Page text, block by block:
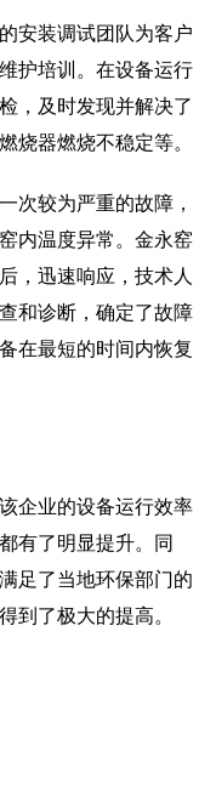
安装调试团队为客户
护培训。在设备运行
，及时发现并解决了
烧器燃烧不稳定等。
次较为严重的故障，
内温度异常。金永窑
，迅速响应，技术人
和诊断，确定了故障
在最短的时间内恢复
企业的设备运行效率
有了明显提升。同
足了当地环保部门的
到了极大的提高。